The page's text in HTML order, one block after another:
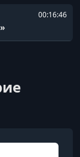
00:16:46